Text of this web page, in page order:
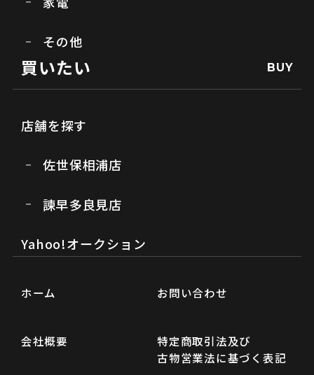
その他
買いたい BUY
店舗を探す
佐世保相浦店
諫早多良見店
Yahoo!オークション
ホーム
会社概要
お問い合わせ
特定商取引法及び
古物営業法に基づく表記